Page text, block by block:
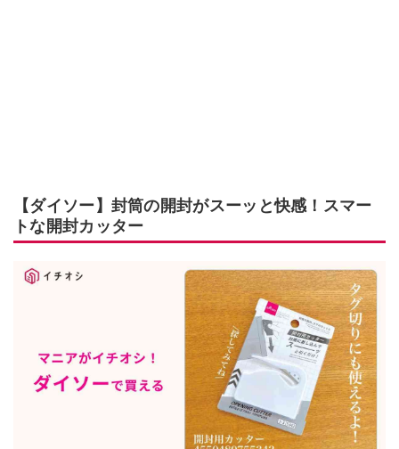
【ダイソー】封筒の開封がスーッと快感！スマー
トな開封カッター